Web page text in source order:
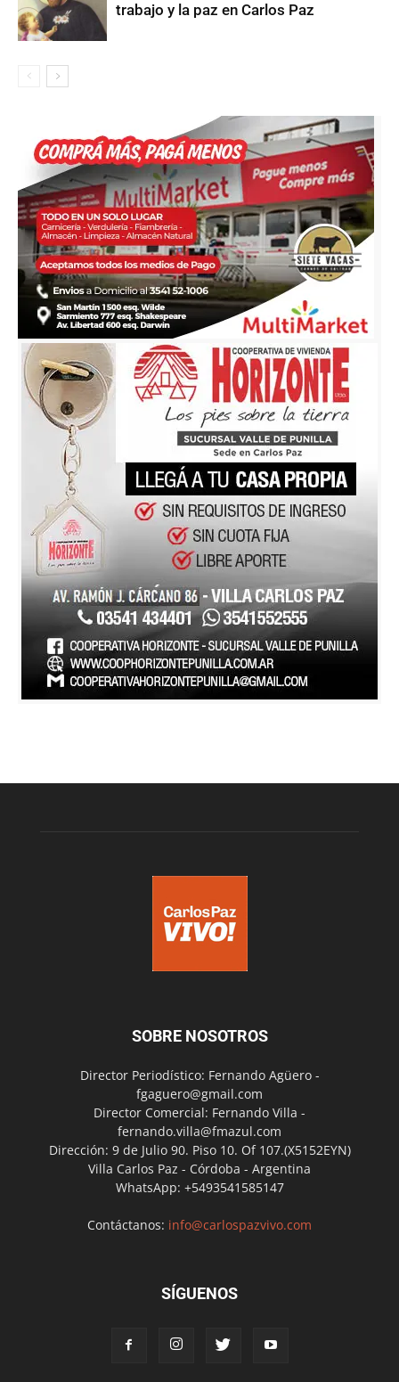
trabajo y la paz en Carlos Paz
SOBRE NOSOTROS
Director Periodístico: Fernando Agüero -
fgaguero@gmail.com
Director Comercial: Fernando Villa -
fernando.villa@fmazul.com
Dirección: 9 de Julio 90. Piso 10. Of 107.(X5152EYN)
Villa Carlos Paz - Córdoba - Argentina
WhatsApp: +5493541585147
Contáctanos: info@carlospazvivo.com
SÍGUENOS